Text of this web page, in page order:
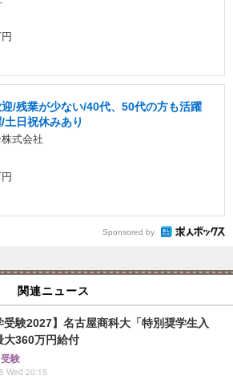
/残業が少ない/40代、50代の方も活躍
日祝休みあり
式会社
Sponsored by
関連ニュース
受験2027】名古屋商科大「特別奨学生入
大360万円給付
験
Wed 20:15